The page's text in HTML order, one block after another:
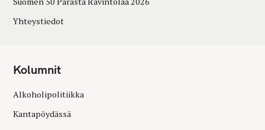
Yhteystiedot
Kolumnit
Alkoholipolitiikka
Kantapöydässä